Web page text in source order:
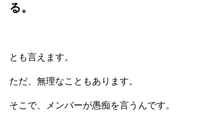
る。
とも言えます。
ただ、無理なこともあります。
そこで、メンバーが愚痴を言うんです。